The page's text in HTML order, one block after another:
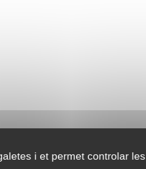
i et permet controlar